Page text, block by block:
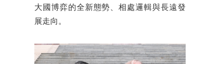
大國博弈的全新態勢、相處邏輯與長遠發
展走向。